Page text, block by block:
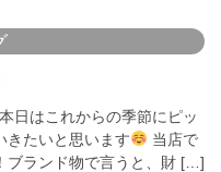
本日はこれからの季節にピッ
きたいと思います
当店で
ブランド物で言うと、財 […]